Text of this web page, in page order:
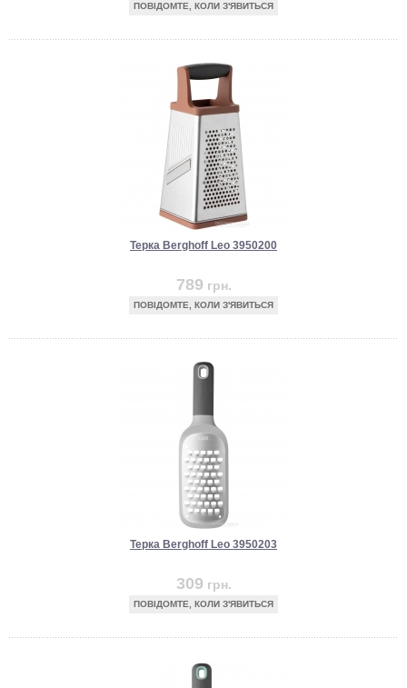
ПОВІДОМТЕ, КОЛИ З'ЯВИТЬСЯ
Терка Berghoff Leo 3950200
789 грн.
ПОВІДОМТЕ, КОЛИ З'ЯВИТЬСЯ
Терка Berghoff Leo 3950203
309 грн.
ПОВІДОМТЕ, КОЛИ З'ЯВИТЬСЯ